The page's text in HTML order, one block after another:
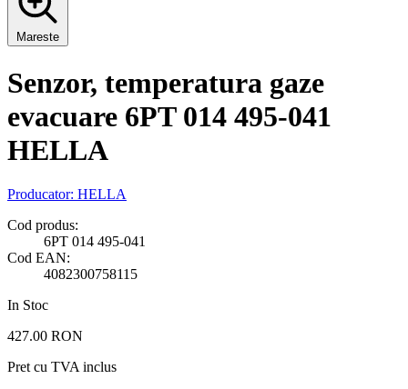
Mareste
Senzor, temperatura gaze
evacuare 6PT 014 495-041
HELLA
Producator: HELLA
Cod produs:
6PT 014 495-041
Cod EAN:
4082300758115
In Stoc
427.00 RON
Pret cu TVA inclus